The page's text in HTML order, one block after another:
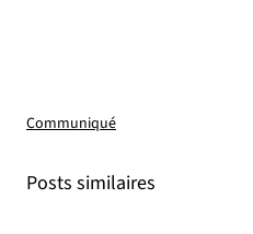
Communiqué
Posts similaires